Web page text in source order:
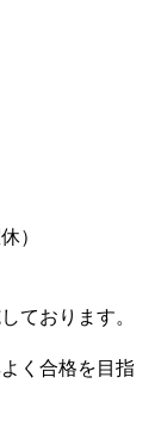
）
ております。
く合格を目指